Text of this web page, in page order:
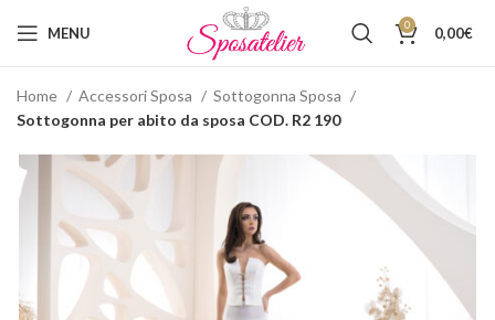
MENU 0 0,00€
Home Accessori Sposa
Sottogonna Sposa
Sottogonna per abito da sposa COD. R2 190